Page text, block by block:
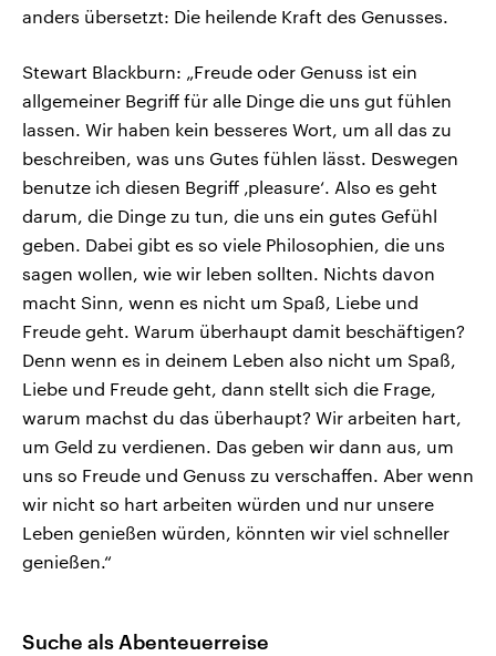
anders übersetzt: Die heilende Kraft des Genusses.
Stewart Blackburn: „Freude oder Genuss ist ein
allgemeiner Begriff für alle Dinge die uns gut fühlen
lassen. Wir haben kein besseres Wort, um all das zu
beschreiben, was uns Gutes fühlen lässt. Deswegen
benutze ich diesen Begriff ‚pleasure‘. Also es geht
darum, die Dinge zu tun, die uns ein gutes Gefühl
geben. Dabei gibt es so viele Philosophien, die uns
sagen wollen, wie wir leben sollten. Nichts davon
macht Sinn, wenn es nicht um Spaß, Liebe und
Freude geht. Warum überhaupt damit beschäftigen?
Denn wenn es in deinem Leben also nicht um Spaß,
Liebe und Freude geht, dann stellt sich die Frage,
warum machst du das überhaupt? Wir arbeiten hart,
um Geld zu verdienen. Das geben wir dann aus, um
uns so Freude und Genuss zu verschaffen. Aber wenn
wir nicht so hart arbeiten würden und nur unsere
Leben genießen würden, könnten wir viel schneller
genießen.“
Suche als Abenteuerreise